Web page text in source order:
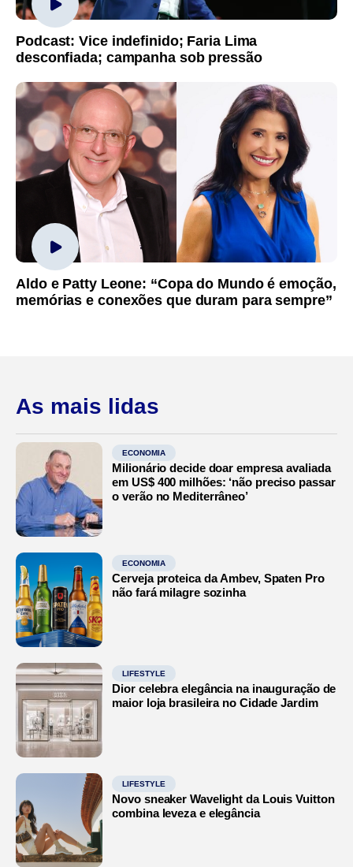
Podcast: Vice indefinido; Faria Lima
desconfiada; campanha sob pressão
Aldo e Patty Leone: “Copa do Mundo é emoção,
memórias e conexões que duram para sempre”
As mais lidas
ECONOMIA
Milionário decide doar empresa avaliada
em US$ 400 milhões: ‘não preciso passar
o verão no Mediterrâneo’
ECONOMIA
Cerveja proteica da Ambev, Spaten Pro
não fará milagre sozinha
LIFESTYLE
Dior celebra elegância na inauguração de
maior loja brasileira no Cidade Jardim
LIFESTYLE
Novo sneaker Wavelight da Louis Vuitton
combina leveza e elegância